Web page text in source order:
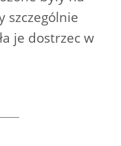
szczególnie
je dostrzec w